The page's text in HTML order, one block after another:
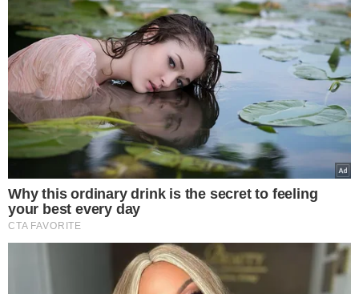
TÓPICOS
BILIONÁRIO CHINÊS QUE JÁ É DONO DA VOLVO COMPRA A
EMPRESA QUE É DONA DA MERCEDES
VEJA TAMBÉM